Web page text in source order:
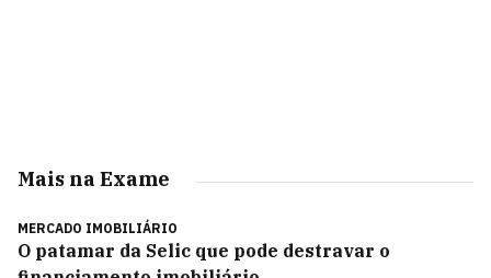
Mais na Exame
MERCADO IMOBILIÁRIO
O patamar da Selic que pode destravar o